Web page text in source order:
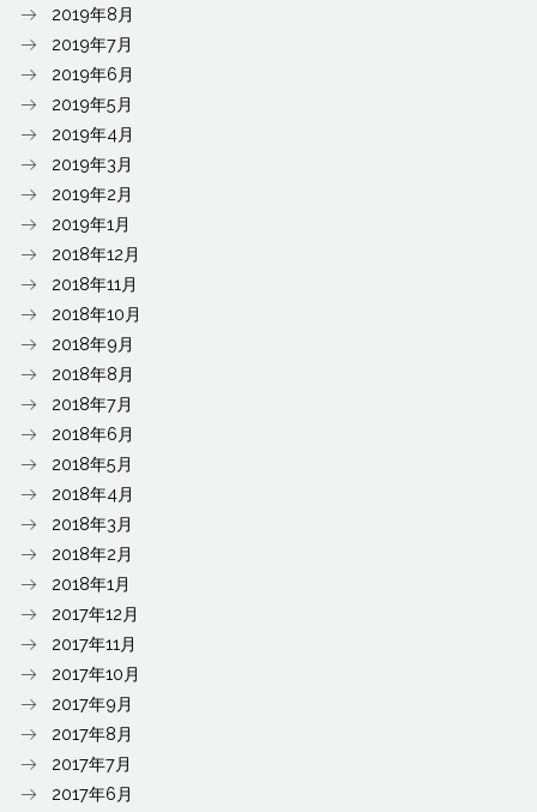
2019年8月
2019年7月
2019年6月
2019年5月
2019年4月
2019年3月
2019年2月
2019年1月
2018年12月
2018年11月
2018年10月
2018年9月
2018年8月
2018年7月
2018年6月
2018年5月
2018年4月
2018年3月
2018年2月
2018年1月
2017年12月
2017年11月
2017年10月
2017年9月
2017年8月
2017年7月
2017年6月